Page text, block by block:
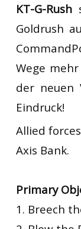
KT-G-Rush
Goldrush
Wege
der neuen
Eindruck!
Allied
Axis Bank.
Primary
1. Breech